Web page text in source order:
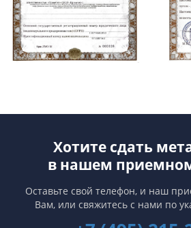
Хотите сдать
в нашем
Оставьте свой телефон, и наш
Вам, или свяжитесь с нами по